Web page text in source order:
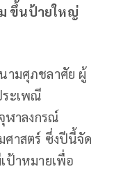
ขึ้นป้ายใหญ่
ามศุภชลาศัย ผู้
ระเพณี
ฬาลงกรณ์
ศาสตร์ ซึ่งปีนี้จัด
ป้าหมายเพื่อ